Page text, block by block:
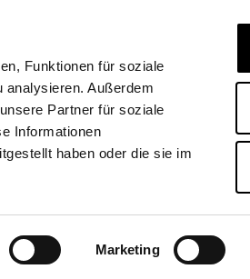
Funktionen für soziale
analysieren. Außerdem
Partner für soziale
Informationen
haben oder die sie im
Marketing
für Mitarbeiter/-innen und Teams"